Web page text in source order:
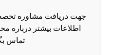
جهت دریافت مشاوره
اطلاعات بیشتر درباره
تماس